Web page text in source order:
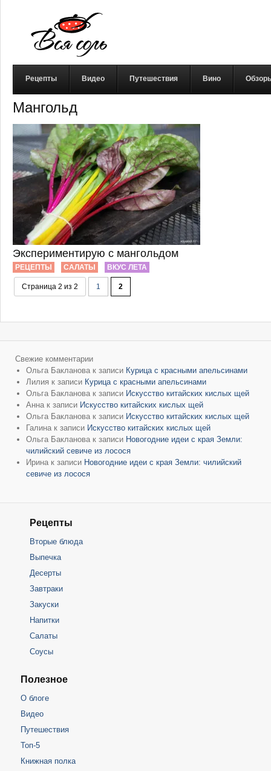
Рецепты Видео Путешествия Вино
Мангольд
Экспериментирую с мангольдом
РЕЦЕПТЫ САЛАТЫ ВКУС ЛЕТА
Страница 2 из 2 1 2
Свежие комментарии
Ольга Бакланова к записи Курица с красными апельсинами
Лилия к записи Курица с красными апельсинами
Ольга Бакланова к записи Искусство китайских кислых щей
Анна к записи Искусство китайских кислых щей
Ольга Бакланова к записи Искусство китайских кислых щей
Галина к записи Искусство китайских кислых щей
Ольга Бакланова к записи Новогодние идеи с края Земли:
чилийский севиче из лосося
Ирина к записи Новогодние идеи с края Земли: чилийский
севиче из лосося
Рецепты
Вторые блюда
Выпечка
Десерты
Завтраки
Закуски
Напитки
Салаты
Соусы
Полезное
О блоге
Видео
Путешествия
Топ-5
Книжная полка